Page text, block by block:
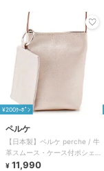
¥200ｸｰﾎﾟﾝ
ペルケ
【日本製】ペルケ perche / 牛
革スムース・ケース付ポシェッ
ト
¥ 11,990